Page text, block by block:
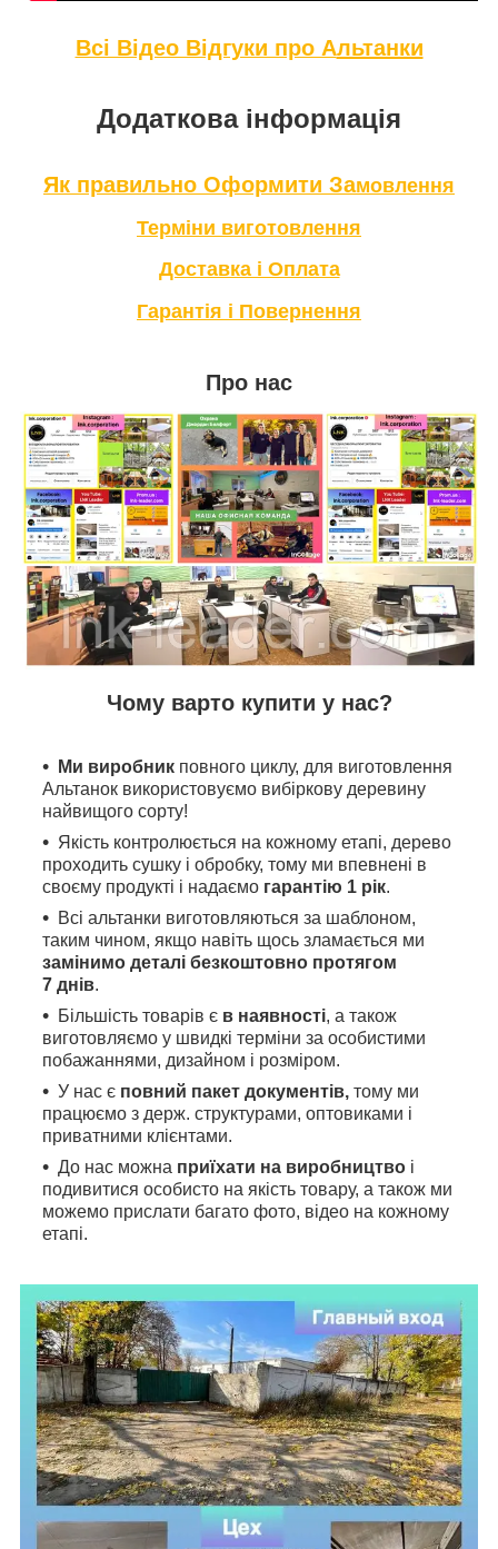
Всі Відео Відгуки про Альтанки
Додаткова інформація
Як правильно Оформити Замовлення
Терміни виготовлення
Доставка і Оплата
Гарантія і Повернення
Про нас
Чому варто купити у нас?
Ми виробник повного циклу, для виготовлення
Альтанок використовуємо вибіркову деревину
найвищого сорту!
Якість контролюється на кожному етапі, дерево
проходить сушку і обробку, тому ми впевнені в
своєму продукті і надаємо гарантію 1 рік.
Всі альтанки виготовляються за шаблоном,
таким чином, якщо навіть щось зламається ми
замінимо деталі безкоштовно протягом
7 днів.
Більшість товарів є в наявності, а також
виготовляємо у швидкі терміни за особистими
побажаннями, дизайном і розміром.
У нас є повний пакет документів, тому ми
працюємо з держ. структурами, оптовиками і
приватними клієнтами.
До нас можна приїхати на виробництво і
подивитися особисто на якість товару, а також ми
можемо прислати багато фото, відео на кожному
етапі.